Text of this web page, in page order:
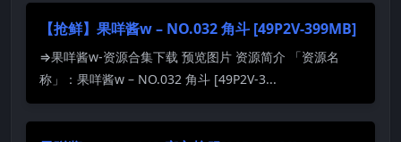
【抢鲜】果咩酱w – NO.032 角斗 [49P2V-399MB]
⇒果咩酱w-资源合集下载 预览图片 资源简介 「资源名
称」：果咩酱w – NO.032 角斗 [49P2V-3...